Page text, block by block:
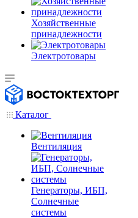
Хозяйственные
принадлежности
Электротовары
Каталог
Вентиляция
Генераторы, ИБП,
Солнечные
системы